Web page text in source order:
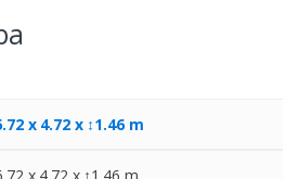
x 4.72 x ↕1.46 m